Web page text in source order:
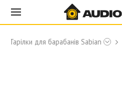
Тарілки для барабанів Sabian